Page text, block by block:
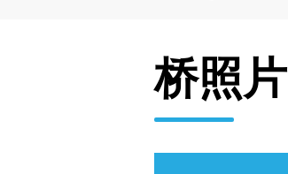
桥照片